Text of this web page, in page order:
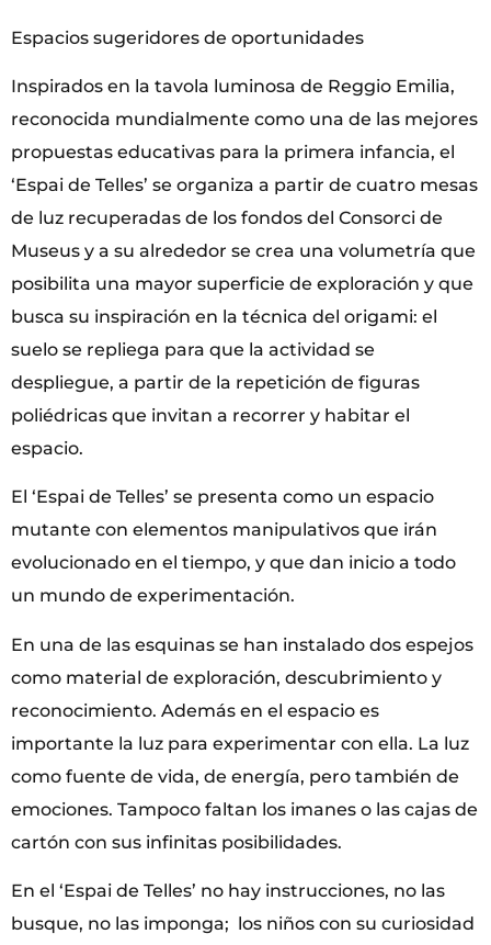
Espacios sugeridores de oportunidades
Inspirados en la tavola luminosa de Reggio Emilia,
reconocida mundialmente como una de las mejores
propuestas educativas para la primera infancia, el
‘Espai de Telles’ se organiza a partir de cuatro mesas
de luz recuperadas de los fondos del Consorci de
Museus y a su alrededor se crea una volumetría que
posibilita una mayor superficie de exploración y que
busca su inspiración en la técnica del origami: el
suelo se repliega para que la actividad se
despliegue, a partir de la repetición de figuras
poliédricas que invitan a recorrer y habitar el
espacio.
El ‘Espai de Telles’ se presenta como un espacio
mutante con elementos manipulativos que irán
evolucionado en el tiempo, y que dan inicio a todo
un mundo de experimentación.
En una de las esquinas se han instalado dos espejos
como material de exploración, descubrimiento y
reconocimiento. Además en el espacio es
importante la luz para experimentar con ella. La luz
como fuente de vida, de energía, pero también de
emociones. Tampoco faltan los imanes o las cajas de
cartón con sus infinitas posibilidades.
En el ‘Espai de Telles’ no hay instrucciones, no las
busque, no las imponga; los niños con su curiosidad